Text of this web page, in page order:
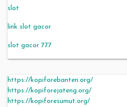
slot
link slot gacor
slot gacor 777
https://kopiforebanten.org/
https://kopiforejateng.org/
https://kopiforesumut.org/